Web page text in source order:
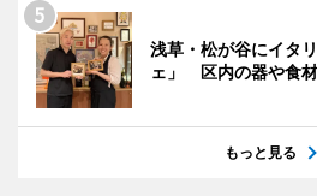
浅草・松が谷にイタ
ェ」 区内の器や食
もっと見る